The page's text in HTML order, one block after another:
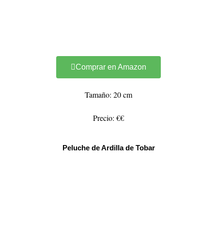
Comprar en Amazon
Tamaño: 20 cm
Precio: €€
Peluche de Ardilla de Tobar